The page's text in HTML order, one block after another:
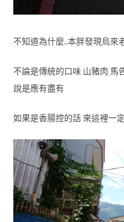
不知道為什麼..本胖發現烏來
不論是傳統的口味 山豬肉 馬
說是應有盡有
如果是香腸控的話 來這裡一